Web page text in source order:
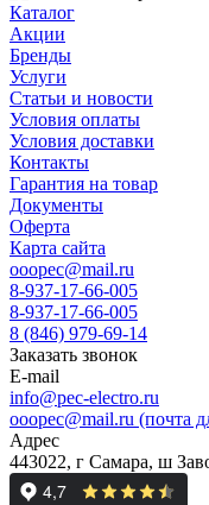
Каталог
Акции
Бренды
Услуги
Статьи и новости
Условия оплаты
Условия доставки
Контакты
Гарантия на товар
Документы
Оферта
Карта сайта
ooopec@mail.ru
8-937-17-66-005
8-937-17-66-005
8 (846) 979-69-14
Заказать звонок
E-mail
info@pec-electro.ru
ooopec@mail.ru (почта
Адрес
443022, г Самара, ш